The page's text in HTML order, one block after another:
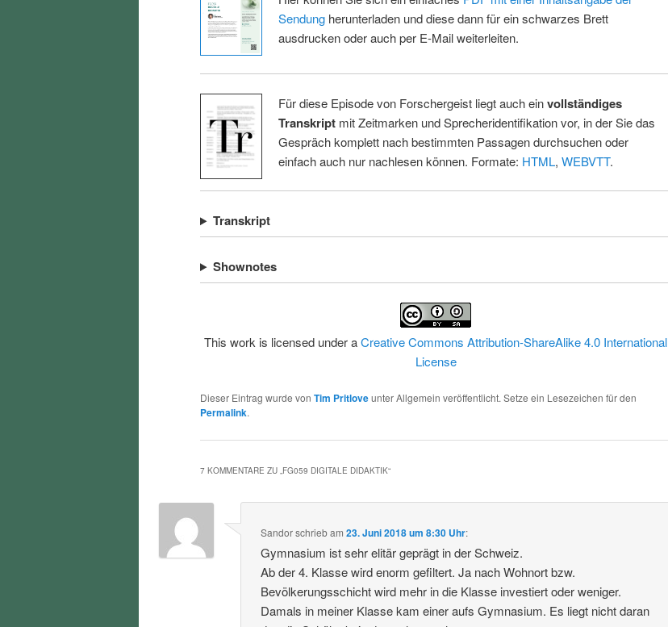
Sendungherunterladen und diese dann für ein schwarzes Brett
ausdrucken oder auch per E-Mail weiterleiten.
Für diese Episode von Forschergeist liegt auch einvollständiges
Transkriptmit Zeitmarken und Sprecheridentifikation vor, in der Sie das
Gespräch komplett nach bestimmten Passagen durchsuchen oder
einfach auch nur nachlesen können. Formate: HTML, WEBVTT.
Transkript
Shownotes
This work is licensed under aCreative Commons Attribution-ShareAlike 4.0 International
License
Dieser Eintrag wurde von Tim Pritloveunter Allgemein veröffentlicht. Setze ein Lesezeichen für den
Permalink.
7 KOMMENTARE ZU „FG059 DIGITALE DIDAKTIK“
Sandorschriebam23. Juni 2018 um 8:30 Uhr:
Gymnasium ist sehr elitär geprägt in der Schweiz.
Ab der 4. Klasse wird enorm gefiltert. Ja nach Wohnort bzw.
Bevölkerungsschicht wird mehr in die Klasse investiert oder weniger.
Damals in meiner Klasse kam einer aufs Gymnasium. Es liegt nicht daran